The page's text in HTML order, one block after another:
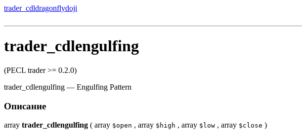
trader_cdldragonflydoji
trader_cdlengulfing
(PECL trader >= 0.2.0)
trader_cdlengulfing — Engulfing Pattern
Описание
array trader_cdlengulfing ( array $open , array $high , array $low , array $close )